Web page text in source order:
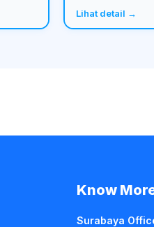
Lihat detail →
Know
Surabaya